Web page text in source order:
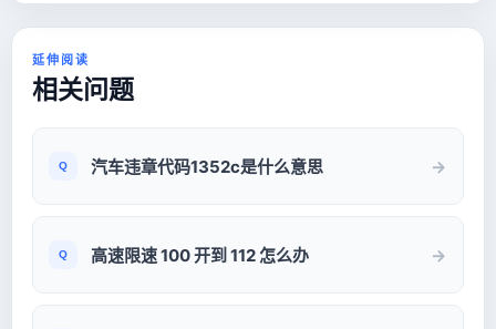
延伸阅读
相关问题
汽车违章代码1352c是什么意思
高速限速 100 开到 112 怎么办